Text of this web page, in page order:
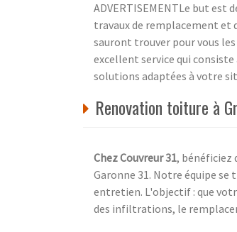
ADVERTISEMENTLe but est
travaux de remplacement et
sauront trouver pour vous
excellent service qui
solutions adaptées à votre
Renovation toiture à
Chez Couvreur 31, bénéficiez
Garonne 31. Notre équipe
entretien. L'objectif : que
des infiltrations, le